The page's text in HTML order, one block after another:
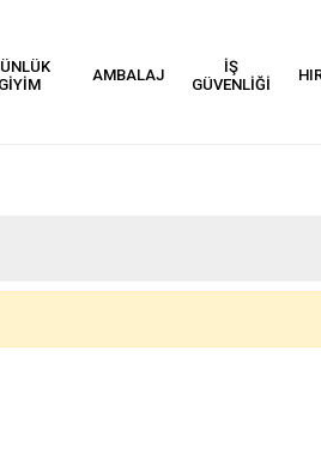
GİYİM
AMBALAJ
İŞ
GÜVENLİĞİ